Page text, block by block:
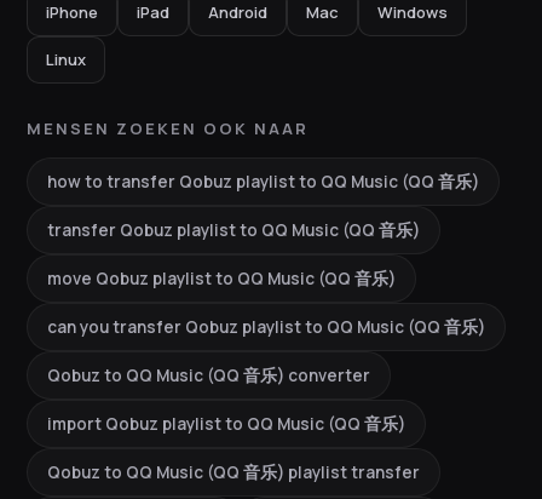
iPhone iPad Android Mac Windows
Linux
MENSEN ZOEKEN OOK NAAR
how to transfer Qobuz playlist to QQ Music (QQ 音乐)
transfer Qobuz playlist to QQ Music (QQ 音乐)
move Qobuz playlist to QQ Music (QQ 音乐)
can you transfer Qobuz playlist to QQ Music (QQ 音乐)
Qobuz to QQ Music (QQ 音乐) converter
import Qobuz playlist to QQ Music (QQ 音乐)
Qobuz to QQ Music (QQ 音乐) playlist transfer